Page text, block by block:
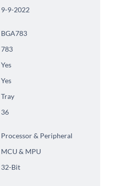
9-9-2022
BGA783
783
Yes
Yes
Tray
36
Processor & Peripheral
MCU & MPU
32-Bit